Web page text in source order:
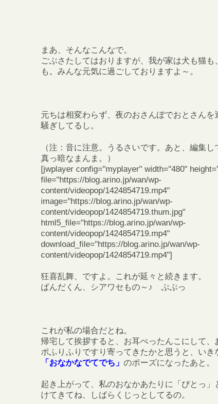
まあ、そんなこんなで。
ごぶさたしてはおりますが、我が家は犬も猫も
も。みんな元気に過ごしておりますよ～。
元ちは相変わらず、夜のおさんぽでおとさんを
騒ぎしてるし。
（注：音に注意。うるさいです。あと、編集
真っ暗なまんま。）
[jwplayer config="myplayer" width="480"
file="https://blog.arino.jp/wan/wp-
content/videopop/1424854719.mp4"
image="https://blog.arino.jp/wan/wp-
content/videopop/1424854719.thum.jpg"
html5_file="https://blog.arino.jp/wan/wp-
content/videopop/1424854719.mp4"
download_file="https://blog.arino.jp/wan/wp-
content/videopop/1424854719.mp4"]
狂喜乱舞、ですよ。これが延々と続きます。
ぱんだくん、シアワセもの～♪ ぷぷっ
これが私の場合だとね。
帰宅して挨拶すると、お耳ぺったんこにして、
ポふりふりですり寄ってきたかと思うと、いき
「おなかなでてでち」 のポーズになったあと。
起き上がって、私のおなかあたりに「ぴとっ」
けてきてね、しばらくじっとしてるの。